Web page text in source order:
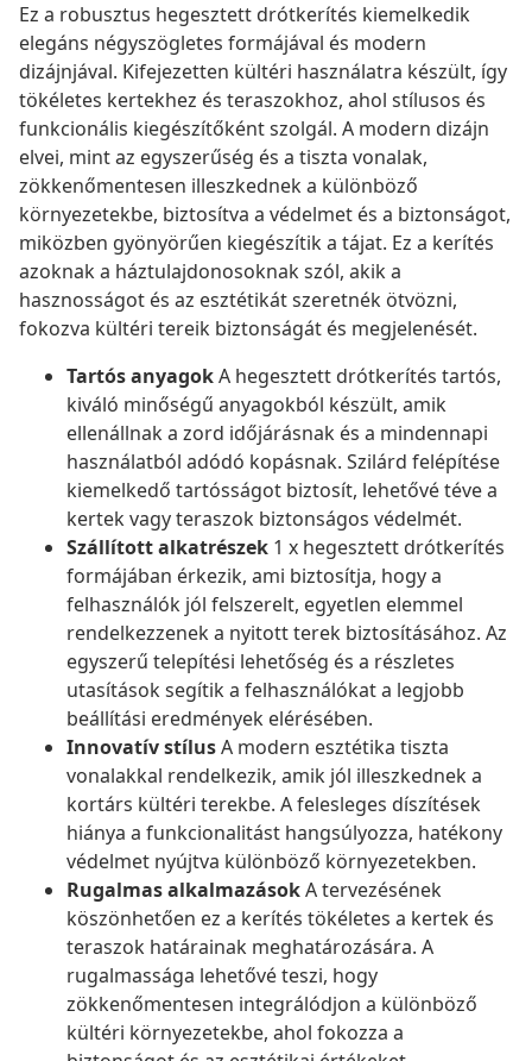
Ez a robusztus hegesztett drótkerítés kiemelkedik
elegáns négyszögletes formájával és modern
dizájnjával. Kifejezetten kültéri használatra készült, így
tökéletes kertekhez és teraszokhoz, ahol stílusos és
funkcionális kiegészítőként szolgál. A modern dizájn
elvei, mint az egyszerűség és a tiszta vonalak,
zökkenőmentesen illeszkednek a különböző
környezetekbe, biztosítva a védelmet és a biztonságot,
miközben gyönyörűen kiegészítik a tájat. Ez a kerítés
azoknak a háztulajdonosoknak szól, akik a
hasznosságot és az esztétikát szeretnék ötvözni,
fokozva kültéri tereik biztonságát és megjelenését.
Tartós anyagokA hegesztett drótkerítés tartós,
kiváló minőségű anyagokból készült, amik
ellenállnak a zord időjárásnak és a mindennapi
használatból adódó kopásnak. Szilárd felépítése
kiemelkedő tartósságot biztosít, lehetővé téve a
kertek vagy teraszok biztonságos védelmét.
Szállított alkatrészek 1 x hegesztett drótkerítés
formájában érkezik, ami biztosítja, hogy a
felhasználók jól felszerelt, egyetlen elemmel
rendelkezzenek a nyitott terek biztosításához. Az
egyszerű telepítési lehetőség és a részletes
utasítások segítik a felhasználókat a legjobb
beállítási eredmények elérésében.
Innovatív stílusA modern esztétika tiszta
vonalakkal rendelkezik, amik jól illeszkednek a
kortárs kültéri terekbe. A felesleges díszítések
hiánya a funkcionalitást hangsúlyozza, hatékony
védelmet nyújtva különböző környezetekben.
Rugalmas alkalmazásokA tervezésének
köszönhetően ez a kerítés tökéletes a kertek és
teraszok határainak meghatározására. A
rugalmassága lehetővé teszi, hogy
zökkenőmentesen integrálódjon a különböző
kültéri környezetekbe, ahol fokozza a